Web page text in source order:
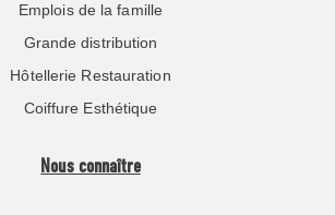
Emplois de la famille
Grande distribution
Hôtellerie Restauration
Coiffure Esthétique
Nous connaître